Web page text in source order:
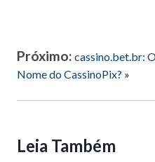
Próximo: cassino.bet.br:
Nome do CassinoPix? »
Leia Também